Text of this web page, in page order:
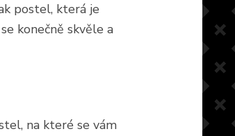
postel, která je
konečně skvěle a
na které se vám